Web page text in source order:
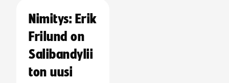
Nimitys: Erik
Frilund on
Salibandylii
ton uusi